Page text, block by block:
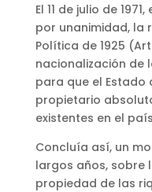
El 11 de julio de
por unanimidad, la
Política de 1925
nacionalización de
para que el Estado
propietario
existentes en el
Concluía así, un
largos años, sobre
propiedad de las